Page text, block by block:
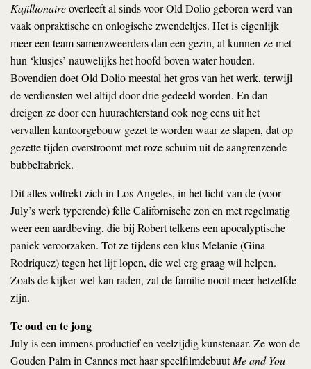
Kajillionaireoverleeft al sinds voor Old Dolio geboren werd van
vaak onpraktische en onlogische zwendeltjes. Het is eigenlijk
meer een team samenzweerders dan een gezin, al kunnen ze met
hun ‘klusjes’ nauwelijks het hoofd boven water houden.
Bovendien doet Old Dolio meestal het gros van het werk, terwijl
de verdiensten wel altijd door drie gedeeld worden. En dan
dreigen ze door een huurachterstand ook nog eens uit het
vervallen kantoorgebouw gezet te worden waar ze slapen, dat op
gezette tijden overstroomt met roze schuim uit de aangrenzende
bubbelfabriek.
Dit alles voltrekt zich in Los Angeles, in het licht van de (voor
July’s werk typerende) felle Californische zon en met regelmatig
weer een aardbeving, die bij Robert telkens een apocalyptische
paniek veroorzaken. Tot ze tijdens een klus Melanie (Gina
Rodriquez) tegen het lijf lopen, die wel erg graag wil helpen.
Zoals de kijker wel kan raden, zal de familie nooit meer hetzelfde
zijn.
Te oud en te jong
July is een immens productief en veelzijdig kunstenaar. Ze won de
Gouden Palm in Cannes met haar speelfilmdebuutMe and You